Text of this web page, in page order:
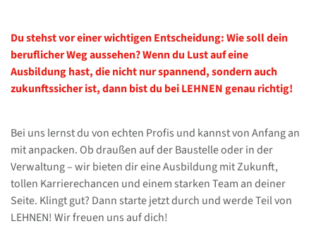
Du stehst vor einer wichtigen Entscheidung: Wie soll dein
beruflicher Weg aussehen? Wenn du Lust auf eine
Ausbildung hast, die nicht nur spannend, sondern auch
zukunftssicher ist, dann bist du bei LEHNEN genau richtig!
Bei uns lernst du von echten Profis und kannst von Anfang an
mit anpacken. Ob draußen auf der Baustelle oder in der
Verwaltung – wir bieten dir eine Ausbildung mit Zukunft,
tollen Karrierechancen und einem starken Team an deiner
Seite. Klingt gut? Dann starte jetzt durch und werde Teil von
LEHNEN! Wir freuen uns auf dich!